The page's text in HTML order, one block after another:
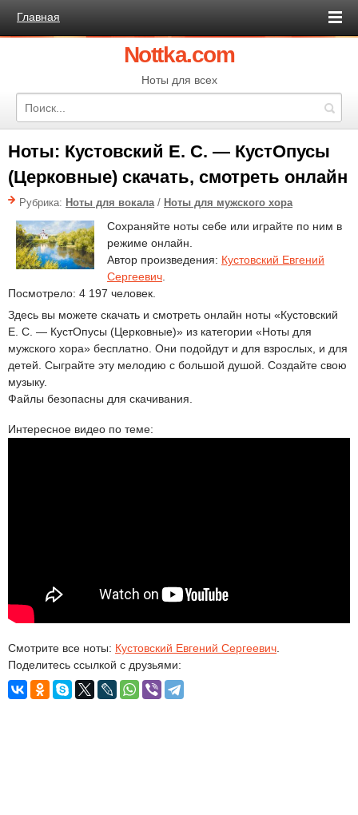
Главная
Nottka.com
Ноты для всех
Ноты: Кустовский Е. С. — КустОпусы
(Церковные) скачать, смотреть онлайн
Рубрика: Ноты для вокала/ Ноты для мужского хора
Сохраняйте ноты себе или играйте по ним в
режиме онлайн.
Автор произведения: Кустовский Евгений
Сергеевич
Посмотрело: 4 197 человек.
Здесь вы можете скачать и смотреть онлайн ноты «Кустовский
Е. С. — КустОпусы (Церковные)» из категории «Ноты для
мужского хора» бесплатно. Они подойдут и для взрослых, и для
детей. Сыграйте эту мелодию с большой душой. Создайте свою
музыку.
Файлы безопасны для скачивания.
Интересное видео по теме:
Смотрите все ноты: Кустовский Евгений Сергеевич
Поделитесь ссылкой с друзьями: